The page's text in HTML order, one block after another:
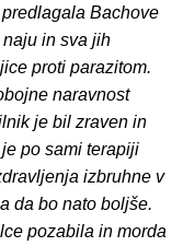
Bachove
in sva jih
proti parazitom.
naravnost
je bil zraven in
po sami terapiji
izbruhne v
da bo nato boljše.
pozabila in morda